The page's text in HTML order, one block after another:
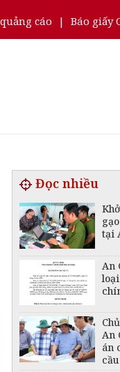
cáo | Báo giấy
Đọc nhiều
tại
An
An
án